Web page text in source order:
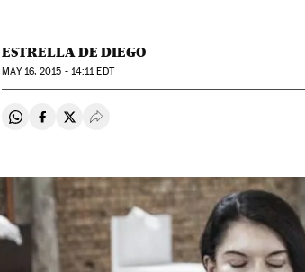
ESTRELLA DE DIEGO
MAY16, 2015 - 14:11EDT
Compartir en Whatsapp
Compartir en Facebook
Compartir en Twitter
Desplegar Redes Sociales